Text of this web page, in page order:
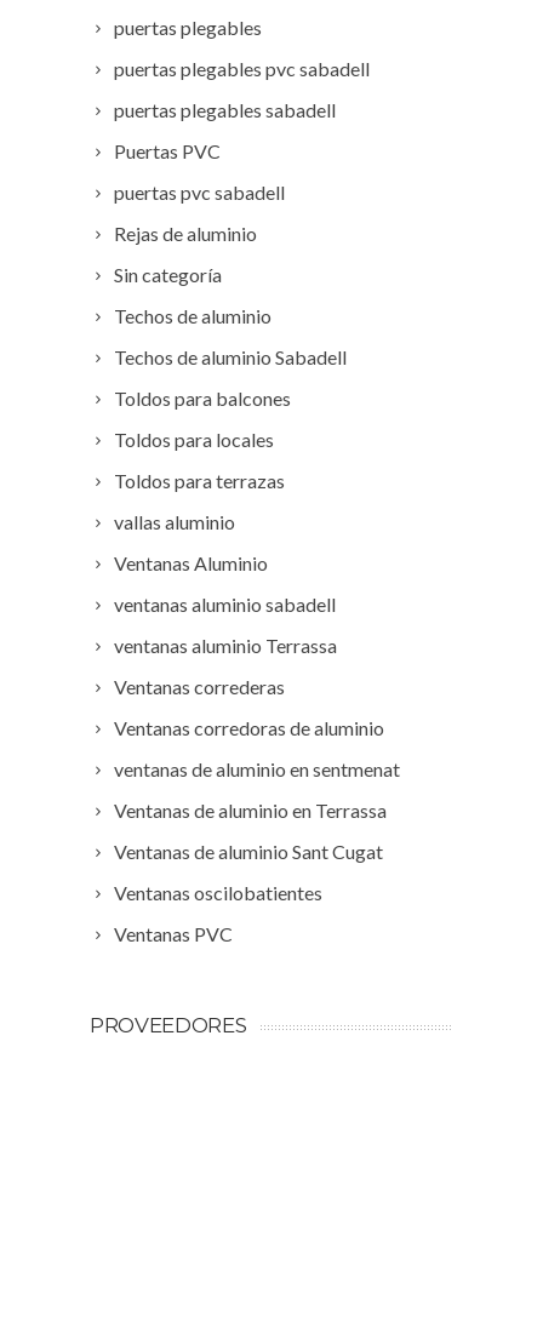
puertas plegables
puertas plegables pvc sabadell
puertas plegables sabadell
Puertas PVC
puertas pvc sabadell
Rejas de aluminio
Sin categoría
Techos de aluminio
Techos de aluminio Sabadell
Toldos para balcones
Toldos para locales
Toldos para terrazas
vallas aluminio
Ventanas Aluminio
ventanas aluminio sabadell
ventanas aluminio Terrassa
Ventanas correderas
Ventanas corredoras de aluminio
ventanas de aluminio en sentmenat
Ventanas de aluminio en Terrassa
Ventanas de aluminio Sant Cugat
Ventanas oscilobatientes
Ventanas PVC
PROVEEDORES